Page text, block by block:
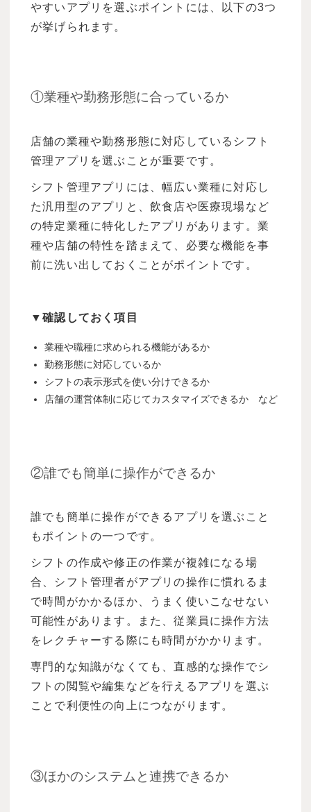
やすいアプリを選ぶポイントには、以下の3つ
が挙げられます。
①業種や勤務形態に合っているか
店舗の業種や勤務形態に対応しているシフト
管理アプリを選ぶことが重要です。
シフト管理アプリには、幅広い業種に対応し
た汎用型のアプリと、飲食店や医療現場など
の特定業種に特化したアプリがあります。業
種や店舗の特性を踏まえて、必要な機能を事
前に洗い出しておくことがポイントです。
▼確認しておく項目
業種や職種に求められる機能があるか
勤務形態に対応しているか
シフトの表示形式を使い分けできるか
店舗の運営体制に応じてカスタマイズできるか など
②誰でも簡単に操作ができるか
誰でも簡単に操作ができるアプリを選ぶこと
もポイントの一つです。
シフトの作成や修正の作業が複雑になる場
合、シフト管理者がアプリの操作に慣れるま
で時間がかかるほか、うまく使いこなせない
可能性があります。また、従業員に操作方法
をレクチャーする際にも時間がかかります。
専門的な知識がなくても、直感的な操作でシ
フトの閲覧や編集などを行えるアプリを選ぶ
ことで利便性の向上につながります。
③ほかのシステムと連携できるか